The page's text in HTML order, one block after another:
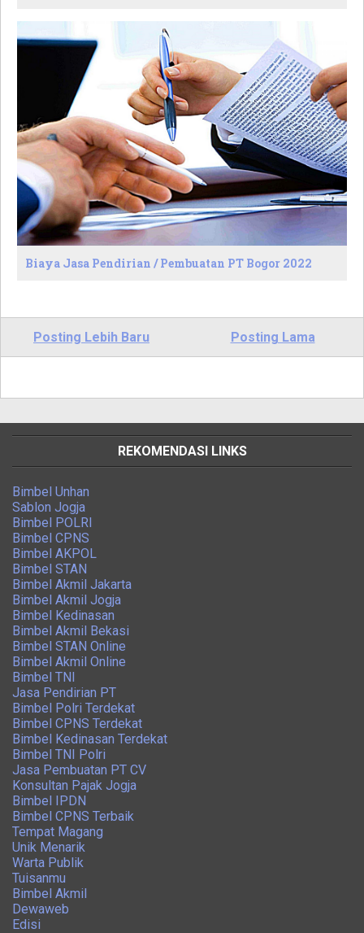
Biaya Jasa Pendirian / Pembuatan PT Bogor 2022
Posting Lebih Baru Posting Lama
REKOMENDASI LINKS
Bimbel Unhan
Sablon Jogja
Bimbel POLRI
Bimbel CPNS
Bimbel AKPOL
Bimbel STAN
Bimbel Akmil Jakarta
Bimbel Akmil Jogja
Bimbel Kedinasan
Bimbel Akmil Bekasi
Bimbel STAN Online
Bimbel Akmil Online
Bimbel TNI
Jasa Pendirian PT
Bimbel Polri Terdekat
Bimbel CPNS Terdekat
Bimbel Kedinasan Terdekat
Bimbel TNI Polri
Jasa Pembuatan PT CV
Konsultan Pajak Jogja
Bimbel IPDN
Bimbel CPNS Terbaik
Tempat Magang
Unik Menarik
Warta Publik
Tuisanmu
Bimbel Akmil
Dewaweb
Edisi